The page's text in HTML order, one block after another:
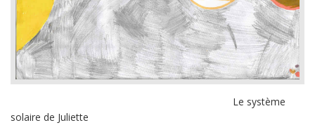
Le système
solaire de Juliette